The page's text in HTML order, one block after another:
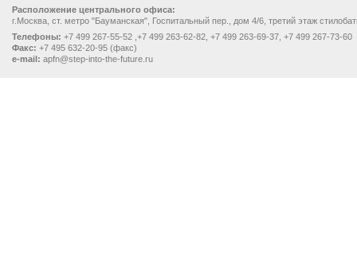
Расположение центрального офиса:
г.Москва, ст. метро "Бауманская", Госпитальный пер., дом 4/6, третий этаж
Телефоны: +7 499 267-55-52 ,+7 499 263-62-82, +7 499 263-69-37, +7 499 267-73-60
Факс: +7 495 632-20-95 (факс)
e-mail: apfn@step-into-the-future.ru